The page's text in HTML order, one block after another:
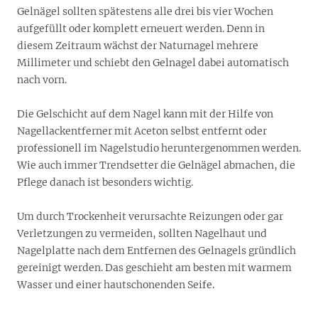
Gelnägel sollten spätestens alle drei bis vier Wochen
aufgefüllt oder komplett erneuert werden. Denn in
diesem Zeitraum wächst der Naturnagel mehrere
Millimeter und schiebt den Gelnagel dabei automatisch
nach vorn.
Die Gelschicht auf dem Nagel kann mit der Hilfe von
Nagellackentferner mit Aceton selbst entfernt oder
professionell im Nagelstudio heruntergenommen werden.
Wie auch immer Trendsetter die Gelnägel abmachen, die
Pflege danach ist besonders wichtig.
Um durch Trockenheit verursachte Reizungen oder gar
Verletzungen zu vermeiden, sollten Nagelhaut und
Nagelplatte nach dem Entfernen des Gelnagels gründlich
gereinigt werden. Das geschieht am besten mit warmem
Wasser und einer hautschonenden Seife.